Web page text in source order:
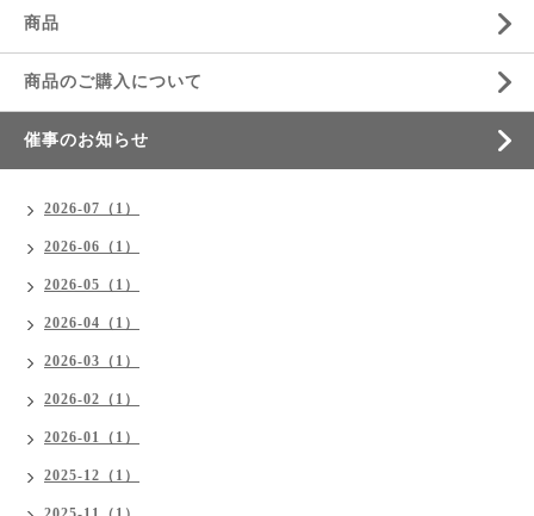
商品
商品のご購入について
催事のお知らせ
2026-07（1）
2026-06（1）
2026-05（1）
2026-04（1）
2026-03（1）
2026-02（1）
2026-01（1）
2025-12（1）